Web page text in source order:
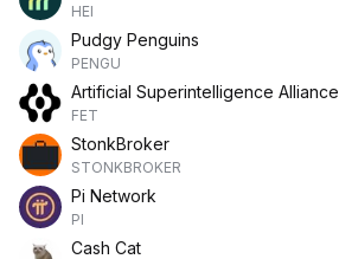
HEI
Pudgy Penguins
PENGU
Artificial Superintelligence Alliance
FET
StonkBroker
STONKBROKER
Pi Network
PI
Cash Cat